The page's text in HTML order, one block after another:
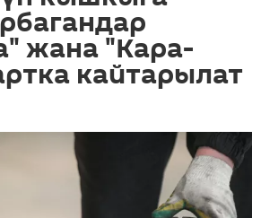
жана "Кара-
кайтарылат